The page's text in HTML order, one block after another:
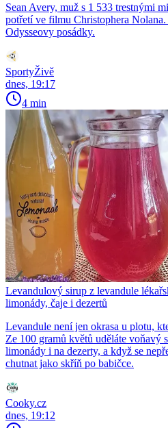
Sean Avery, muž s 1 533 trestnými
potřetí ve filmu Christophera
Odysseovy posádky.
SportyŽivě
dnes, 19:17
4 min
Levandulový sirup z levandule
limonády, čaje i dezertů
Levandule není jen okrasa u plotu,
Ze 100 gramů květů uděláte voňavý
limonády i na dezerty, a když se
chutnat jako skříň po babičce.
Cooky.cz
dnes, 19:12